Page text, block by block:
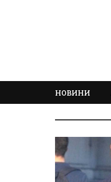
НОВИНИ